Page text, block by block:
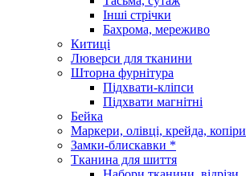
Інші стрічки
Бахрома, мереживо
Китиці
Люверси для тканини
Шторна фурнітура
Підхвати-кліпси
Підхвати магнітні
Бейка
Маркери, олівці, крейда, копіри
Замки-блискавки *
Тканина для шиття